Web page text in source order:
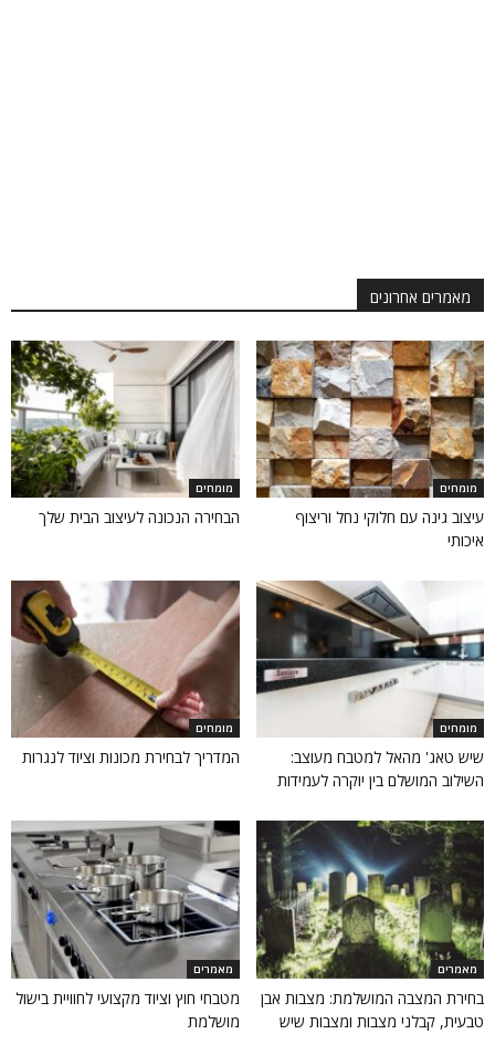
מאמרים אחרונים
מומחים
עיצוב גינה עם חלוקי נחל וריצוף
איכותי
מומחים
הבחירה הנכונה לעיצוב הבית שלך
מומחים
שיש טאג' מהאל למטבח מעוצב:
השילוב המושלם בין יוקרה לעמידות
מומחים
המדריך לבחירת מכונות וציוד לנגרות
מאמרים
בחירת המצבה המושלמת: מצבות אבן
טבעית, קבלני מצבות ומצבות שיש
מאמרים
מטבחי חוץ וציוד מקצועי לחוויית בישול
מושלמת